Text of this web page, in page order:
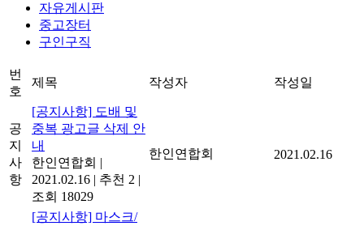
자유게시판
중고장터
구인구직
번
호
제목 작성자 작성일
공
지
사
항
[공지사항] 도배 및
중복 광고글 삭제 안
내
한인연합회 |
2021.02.16 | 추천 2 |
조회 18029
한인연합회 2021.02.16
[공지사항] 마스크/